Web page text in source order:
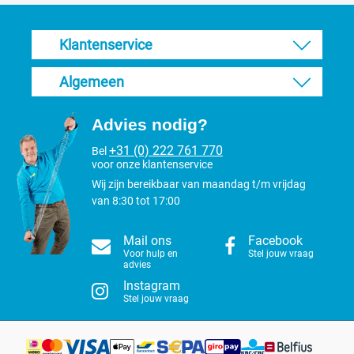
dan de normale scheerkoppen. Ook worden de keramische
scheerkoppen minder snel warm (mits goed gesmeerd). Een
nadeel is dat de keramische mesjes niet geslepen kunnen worden
en dus vervangen moeten worden op het moment de bot zijn. Er
resultaat als het grote metalen ondermes dan toch geslepen
wordt.
Klantenservice
Algemeen
Advies nodig?
Bel +31 (0) 222 761 770
voor onze klantenservice
Wij zijn bereikbaar van maandag t/m vrijdag
van 8:30 tot 17:00
Mail ons
Voor hulp en
advies
Facebook
Stel jouw vraag
Instagram
Stel jouw vraag